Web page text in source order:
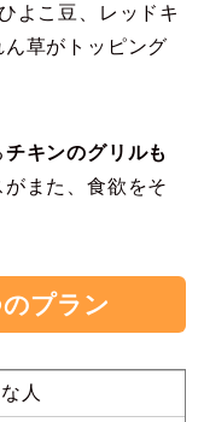
よこ豆、レッドキ
草がトッピング
チキンのグリルも
また、食欲をそ
プラン
人